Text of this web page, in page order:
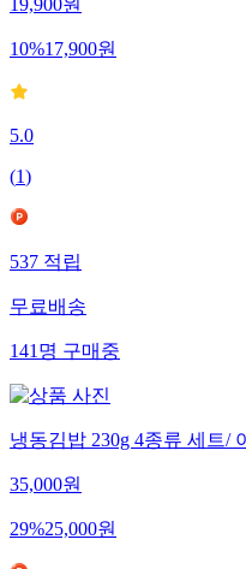
19,900원
10%17,900원
5.0
(1)
537적립
무료배송
141명구매중
냉동김밥 230g 4종류 세트/
35,000원
29%25,000원